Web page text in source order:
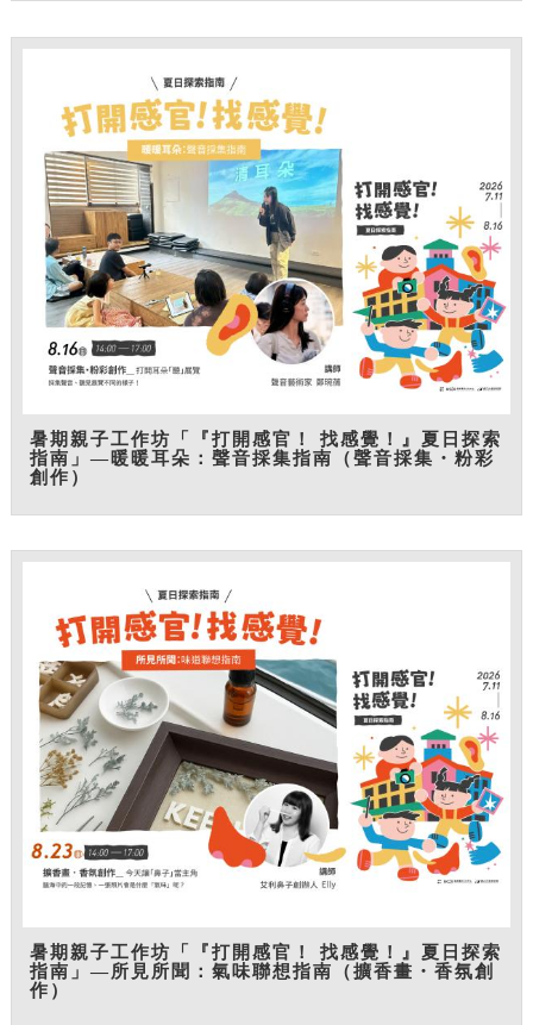
暑期親子工作坊「『打開感官！ 找感覺！』夏日探索
指南」—暖暖耳朵：聲音採集指南（聲音採集・粉彩
創作）
暑期親子工作坊「『打開感官！ 找感覺！』夏日探索
指南」—所見所聞：氣味聯想指南（擴香畫・香氛創
作）